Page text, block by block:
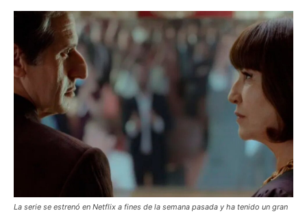
La serie se estrenó en Netflix a fines de la semana pasada y ha tenido un gran